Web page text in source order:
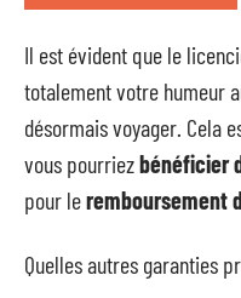
Il est évident que le
totalement votre humeur
désormais voyager. Cela
vous pourriezbénéficier
pour leremboursement
Quelles autres garanties